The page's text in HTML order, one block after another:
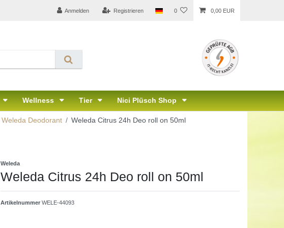
Anmelden Registrieren 0 0,00 EUR
Wellness Tier Nici Plüsch Shop
Weleda Deodorant Weleda Citrus 24h Deo roll on 50ml
Weleda
Weleda Citrus 24h Deo roll on 50ml
Artikelnummer WELE-44093